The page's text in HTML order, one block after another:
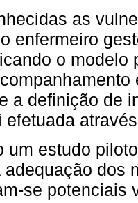
as
enfermeiro
o modelo
a definição de
efetuada
um estudo
dos
se potenciais